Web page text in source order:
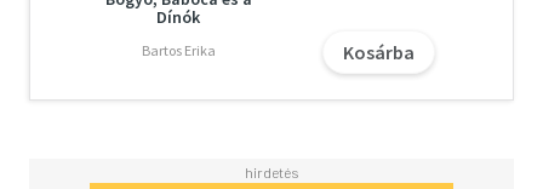
Dínók
Bartos Erika Kosárba